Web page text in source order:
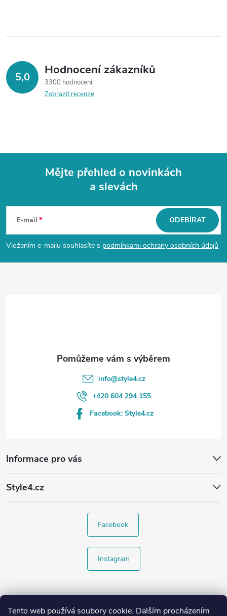
Tento web používá soubory cookie. Dalším procházením
5,0 Hodnocení zákazníků
3300 hodnocení
Zobrazit recenze
p
a
Mějte přehled o novinkách
a slevách
E-mail
Vložením e-mailu souhlasíte s podmínkami ochrany osobních údajů
ODEBÍRAT
Informace pro vás
Style4.cz
info@style4.cz
+420 604 294 155
Facebook: Style4.cz
Facebook
Instagram